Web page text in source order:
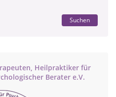
Suchen
Heilpraktiker für
Berater e.V.